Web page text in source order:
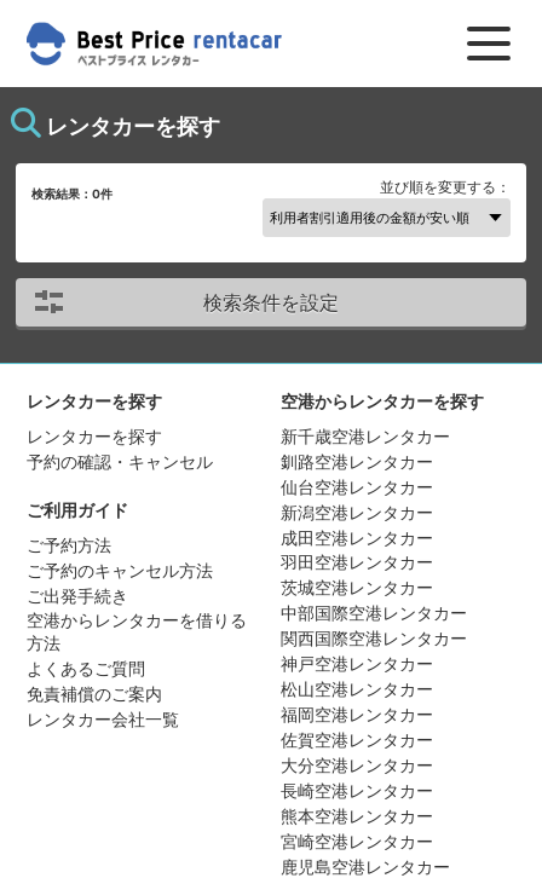
レンタカーを探す
検索結果：0件 並び順を変更する：
検索条件を設定
レンタカーを探す
レンタカーを探す
予約の確認・キャンセル
ご利用ガイド
ご予約方法
ご予約のキャンセル方法
ご出発手続き
空港からレンタカーを借りる
方法
よくあるご質問
免責補償のご案内
レンタカー会社一覧
空港からレンタカーを探す
新千歳空港レンタカー
釧路空港レンタカー
仙台空港レンタカー
新潟空港レンタカー
成田空港レンタカー
羽田空港レンタカー
茨城空港レンタカー
中部国際空港レンタカー
関西国際空港レンタカー
神戸空港レンタカー
松山空港レンタカー
福岡空港レンタカー
佐賀空港レンタカー
大分空港レンタカー
長崎空港レンタカー
熊本空港レンタカー
宮崎空港レンタカー
鹿児島空港レンタカー